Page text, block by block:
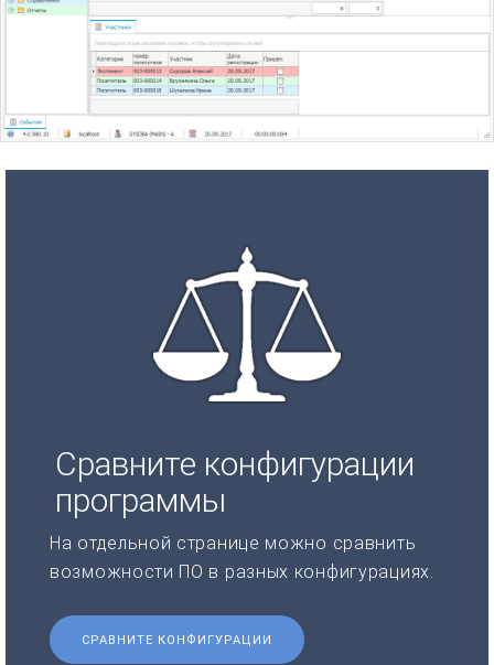
Сравните конфигурации
программы
На отдельной странице можно сравнить
возможности ПО в разных конфигурациях.
СРАВНИТЕ КОНФИГУРАЦИИ